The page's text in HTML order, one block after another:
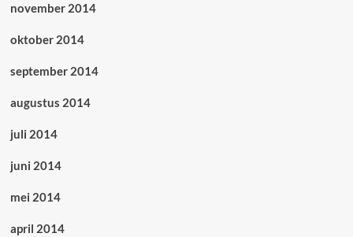
november 2014
oktober 2014
september 2014
augustus 2014
juli 2014
juni 2014
mei 2014
april 2014